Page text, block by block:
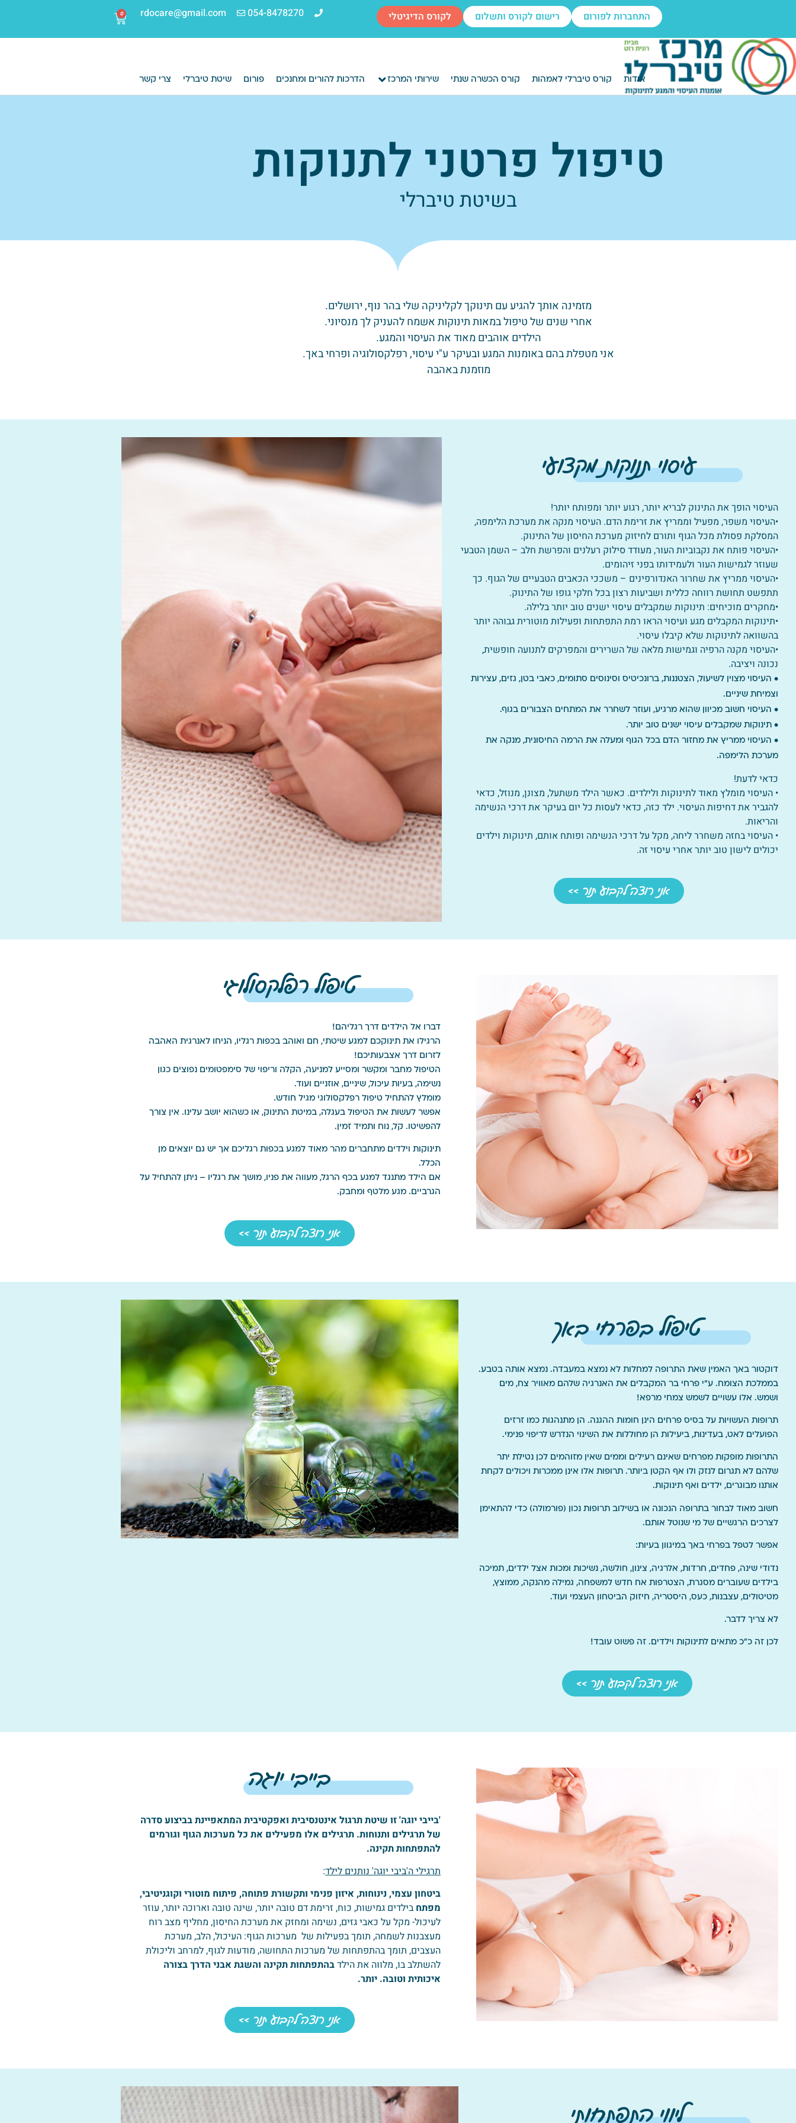
התחברות לפורום רישום לקורס ותשלום לקורס הדיגיטלי 054-8478270
rdocare@gmail.com
0
אודות קורס טיברלי לאמהות קורס הכשרה שנתי שירותי המרכז הדרכות להורים ומחנכים פורום שיטת טיברלי צרי קשר
טיפול פרטני לתנוקות
בשיטת טיברלי
מזמינה אותך להגיע עם תינוקך לקליניקה שלי בהר נוף, ירושלים.
אחרי שנים של טיפול במאות תינוקות אשמח להעניק לך מנסיוני.
הילדים אוהבים מאוד את העיסוי והמגע.
אני מטפלת בהם באומנות המגע ובעיקר ע"י עיסוי, רפלקסולוגיה ופרחי באך.
מוזמנת באהבה
עיסוי תנוקות מקצועי
העיסוי הופך את התינוק לבריא יותר, רגוע יותר ומפותח יותר!
•העיסוי משפר, מפעיל וממריץ את זרימת הדם. העיסוי מנקה את מערכת הלימפה,
המסלקת פסולת מכל הגוף ותורם לחיזוק מערכת החיסון של התינוק.
•העיסוי פותח את נקבוביות העור, מעודד סילוק רעלנים והפרשת חלב – השמן הטבעי
שעוזר לגמישות העור ולעמידותו בפני זיהומים.
•העיסוי ממריץ את שחרור האנדורפינים – משככי הכאבים הטבעיים של הגוף. כך
תתפשט תחושת רווחה כללית ושביעות רצון בכל חלקי גופו של התינוק.
•מחקרים מוכיחים: תינוקות שמקבלים עיסוי ישנים טוב יותר בלילה.
•תינוקות המקבלים מגע ועיסוי הראו רמת התפתחות ופעילות מוטורית גבוהה יותר
בהשוואה לתינוקות שלא קיבלו עיסוי.
•העיסוי מקנה הרפיה וגמישות מלאה של השרירים והמפרקים לתנועה חופשית,
נכונה ויציבה.
• העיסוי מצוין לשיעול, הצטננות, ברונכיטיס וסינוסים סתומים, כאבי בטן, גזים, עצירות
וצמיחת שיניים.
• העיסוי חשוב מכיוון שהוא מרגיע, ועוזר לשחרר את המתחים הצבורים בגוף.
• תינוקות שמקבלים עיסוי ישנים טוב יותר.
• העיסוי ממריץ את מחזור הדם בכל הגוף ומעלה את הרמה החיסונית, מנקה את
מערכת הלימפה.
כדאי לדעת!
• העיסוי מומלץ מאוד לתינוקות ולילדים. כאשר הילד משתעל, מצונן, מנוזל, כדאי
להגביר את דחיפות העיסוי. ילד כזה, כדאי לעסות כל יום בעיקר את דרכי הנשימה
והריאות.
• העיסוי בחזה משחרר ליחה, מקל על דרכי הנשימה ופותח אותם, תינוקות וילדים
יכולים לישון טוב יותר אחרי עיסוי זה.
אני רוצה לקבוע תור >>
טיפול רפלקסולוגי
דברו אל הילדים דרך רגליהם!
הרגילו את תינוקכם למגע שיטתי, חם ואוהב בכפות רגליו, הניחו לאנרגית האהבה
לזרום דרך אצבעותיכם!
הטיפול מחבר ומקשר ומסייע למניעה, הקלה וריפוי של סימפטומים נפוצים כגון
נשימה, בעיות עיכול, שיניים, אוזניים ועוד.
מומלץ להתחיל טיפול רפלקסולוגי מגיל חודש.
אפשר לעשות את הטיפול בעגלה, במיטת התינוק, או כשהוא יושב עלינו. אין צורך
להפשיטו. קל, נוח ותמיד זמין.
תינוקות וילדים מתחברים מהר מאוד למגע בכפות רגליכם אך יש גם יוצאים מן
הכלל.
אם הילד מתנגד למגע בכף הרגל, מעווה את פניו, מושך את רגליו – ניתן להתחיל על
הגרביים. מגע מלטף ומחבק.
אני רוצה לקבוע תור >>
טיפול בפרחי באך
דוקטור באך האמין שאת התרופה למחלות לא נמצא במעבדה. נמצא אותה בטבע.
בממלכת הצומח. ע"י פרחי בר המקבלים את האנרגיה שלהם מאוויר צח, מים
ושמש. אלו עשויים לשמש צמחי מרפא!
תרופות העשויות על בסיס פרחים הינן חומות ההגנה. הן מתנהגות כמו זרזים
הפועלים לאט, בעדינות, ביעילות הן מחוללות את השינוי הנדרש לריפוי פנימי.
התרופות מופקות מפרחים שאינם רעילים וממים שאין מזוהמים לכן נטילת יתר
שלהם לא תגרום לנזק ולו אף הקטן ביותר. תרופות אלו אינן ממכרות ויכולים לקחת
אותנו מבוגרים, ילדים ואף תינוקות.
חשוב מאוד לבחור בתרופה הנכונה או בשילוב תרופות נכון (פורמולה) כדי להתאימן
לצרכים הרגשיים של מי שנוטל אותם.
אפשר לטפל בפרחי באך במיגוון בעיות:
נדודי שינה, פחדים, חרדות, אלרגיה, צינון, חולשה, נשיכות ומכות אצל ילדים, תמיכה
בילדים שעוברים מסגרת, הצטרפות אח חדש למשפחה, גמילה מהנקה, ממוצץ,
מטיטולים, עצבנות, כעס, היסטריה, חיזוק הביטחון העצמי ועוד.
לא צריך לדבר.
לכן זה כ"כ מתאים לתינוקות וילדים. זה פשוט עובד!
אני רוצה לקבוע תור >>
בייבי יוגה
'בייבי יוגה' זו שיטת תרגול אינטנסיבית ואפקטיבית המתאפיינת בביצוע סדרה
של תרגילים ותנוחות. תרגילים אלו מפעילים את כל מערכות הגוף וגורמים
להתפתחות תקינה.
תרגילי ה'ביבי יוגה' נותנים לילד:
ביטחון עצמי, נינוחות, איזון פנימי ותקשורת פתוחה, פיתוח מוטורי וקוגניטיבי,
מפתח בילדים גמישות, כוח, זרימת דם טובה יותר, שינה טובה וארוכה יותר, עוזר
לעיכול- מקל על כאבי גזים, נשימה ומחזק את מערכת החיסון, מחליף מצב רוח
מעצבנות לשמחה, תומך בפעילות של מערכות הגוף: העיכול, הלב, מערכת
העצבים, תומך בהתפתחות של מערכות התחושה, מודעות לגוף, למרחב וליכולת
להשתלב בו, מלווה את הילדבהתפתחות תקינה והשגת אבני הדרך בצורה
איכותית וטובה. יותר.
אני רוצה לקבוע תור >>
ליווי התפתחותי